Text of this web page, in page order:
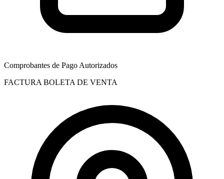
Comprobantes de Pago Autorizados
FACTURA BOLETA DE VENTA